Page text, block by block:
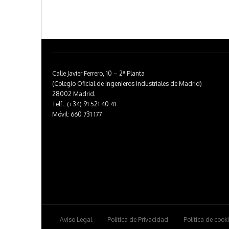
Calle Javier Ferrero, 10 – 2ª Planta
(Colegio Oficial de Ingenieros Industriales de Madrid)
28002 Madrid.
Telf.: (+34) 91 521 40 41
Móvil: 660 731 177
Aviso Legal Política de Privacidad Política de